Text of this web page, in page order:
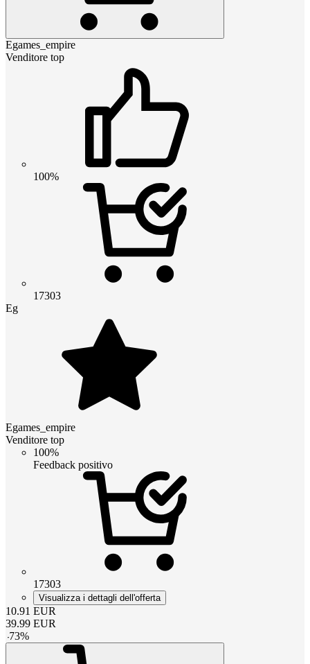
Egames_empire
Venditore top
100%
17303
Eg
Egames_empire
Venditore top
100%
Feedback positivo
17303
Visualizza i dettagli dell'offerta
10.91 EUR
39.99 EUR
-73%